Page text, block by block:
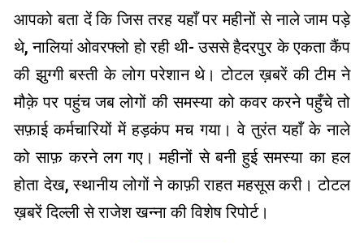
आपको बता दें कि जिस तरह यहाँ पर महीनों से नाले जाम पड़े
थे, नालियां ओवरफ्लो हो रही थी- उससे हैदरपुर के एकता कैंप
की झुग्गी बस्ती के लोग परेशान थे। टोटल ख़बरें की टीम ने
मौक़े पर पहुंच जब लोगों की समस्या को कवर करने पहुँचे तो
सफ़ाई कर्मचारियों में हड़कंप मच गया। वे तुरंत यहाँ के नाले
को साफ़ करने लग गए। महीनों से बनी हुई समस्या का हल
होता देख, स्थानीय लोगों ने काफ़ी राहत महसूस करी। टोटल
ख़बरें दिल्ली से राजेश खन्ना की विशेष रिपोर्ट।